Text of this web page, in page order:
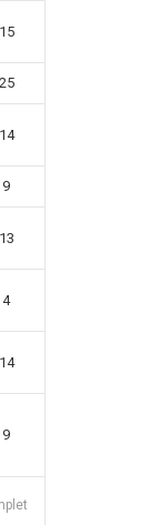
15
25
14
9
13
4
14
9